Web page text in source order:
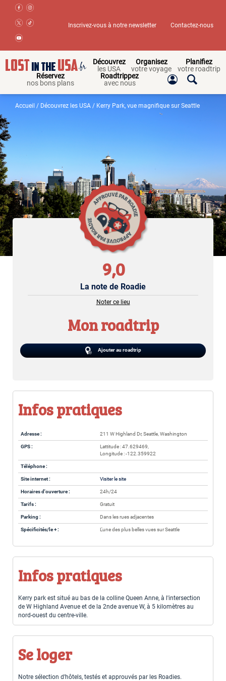
Inscrivez-vous à notre newsletter Contactez-nous
Découvrez
les USA
Organisez
votre voyage
Planifiez
votre roadtrip
Réservez
nos bons plans
Roadtrippez
avec nous
Accueil / Découvrez les USA / Kerry Park, vue magnifique sur Seattle
9,0
La note de Roadie
Noter ce lieu
Mon roadtrip
Ajouter au roadtrip
Infos pratiques
Adresse : 211 W Highland Dr, Seattle, Washington
GPS :
Lattitude : 47.629469,
Longitude : -122.359922
Téléphone :
Site internet : Visiter le site
Horaires d'ouverture : 24h/24
Tarifs : Gratuit
Parking : Dans les rues adjacentes
Spécificités/le + : L'une des plus belles vues sur Seattle
Infos pratiques
Kerry park est situé au bas de la colline Queen Anne, à l'intersection
de W Highland Avenue et de la 2nde avenue W, à 5 kilomètres au
nord-ouest du centre-ville.
Se loger
Notre sélection d’hôtels, testés et approuvés par les Roadies.